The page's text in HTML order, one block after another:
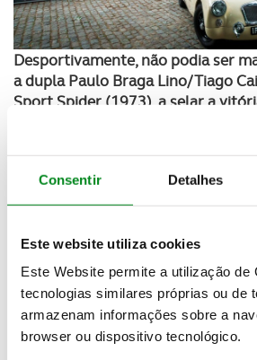
Consentir Detalhes
Este website utiliza cookies
Este Website permite a utilização de
tecnologias similares próprias ou de
armazenam informações sobre a
browser ou dispositivo tecnológico.
Desportivamente, não podia ser
a dupla Paulo Braga Lino/Tiago
Sport Spider (1973), a selar a
última especial e a tornar-se a
inscrever o seu nome no quadro
Ainda assim, o triunfo não foi fácil,
duplas Gonçalo Ribeiro Pinto/
Machado, em BMW 3.0 CSI (1973)
andaram longe, assegurando,
segundo e terceiro lugares, mas
escassos 0,1s.
Em termos de categorias, na dos
antigos, a Categoria E, o triunfo foi